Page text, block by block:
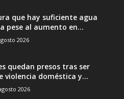
que hay suficiente agua
pese al aumento en...
2026
quedan presos tras ser
violencia doméstica y...
2026